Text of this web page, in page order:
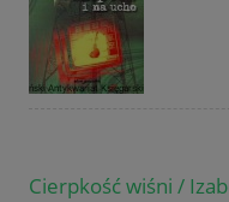
Cierpkość wiśni /